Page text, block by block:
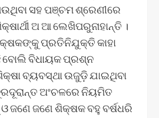
ସହ ପଞ୍ଚମ ଶ୍ରେଣୀରେ
ଅ ଆ ଲେଖିପରୁନାହାନ୍ତି ।
ପ୍ରତିନିଯୁକ୍ତି କାହା
ବୋଲି ବିଧାୟକ ପ୍ରଶ୍ନ
ବ୍ୟବସ୍ଥା ଉଜୁଡ଼ି ଯାଇଥିବା
ଅଂଚଳରେ ନିୟମିତ
ଜଣେ ଜଣେ ଶିକ୍ଷକ ବହୁ ବର୍ଷଧରି